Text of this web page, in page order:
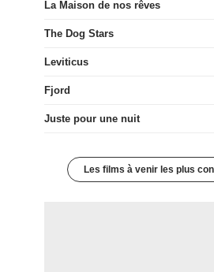
La Maison de nos rêves
The Dog Stars
Leviticus
Fjord
Juste pour une nuit
Les films à venir les plus